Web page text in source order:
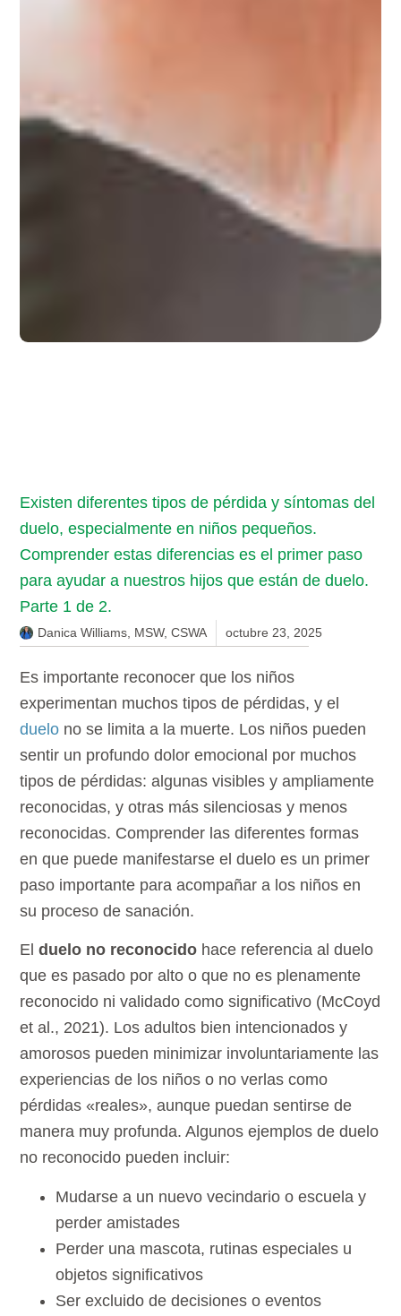
Existen diferentes tipos de pérdida y síntomas del
duelo, especialmente en niños pequeños.
Comprender estas diferencias es el primer paso
para ayudar a nuestros hijos que están de duelo.
Parte 1 de 2.
Danica Williams, MSW, CSWA octubre 23, 2025
Es importante reconocer que los niños
experimentan muchos tipos de pérdidas, y el
duelo no se limita a la muerte. Los niños pueden
sentir un profundo dolor emocional por muchos
tipos de pérdidas: algunas visibles y ampliamente
reconocidas, y otras más silenciosas y menos
reconocidas. Comprender las diferentes formas
en que puede manifestarse el duelo es un primer
paso importante para acompañar a los niños en
su proceso de sanación.
Elduelo no reconocido hace referencia al duelo
que es pasado por alto o que no es plenamente
reconocido ni validado como significativo (McCoyd
et al., 2021). Los adultos bien intencionados y
amorosos pueden minimizar involuntariamente las
experiencias de los niños o no verlas como
pérdidas «reales», aunque puedan sentirse de
manera muy profunda. Algunos ejemplos de duelo
no reconocido pueden incluir:
Mudarse a un nuevo vecindario o escuela y
perder amistades
Perder una mascota, rutinas especiales u
objetos significativos
Ser excluido de decisiones o eventos